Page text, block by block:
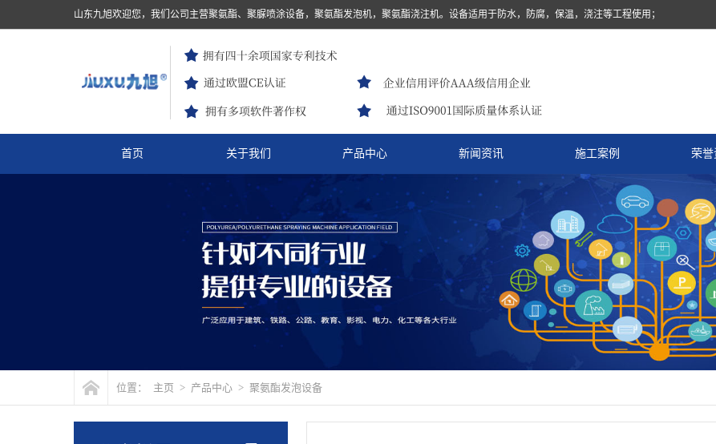
山东九旭欢迎您，我们公司主营聚氨酯、聚脲喷涂设备，聚氨酯发泡机，聚氨酯浇注机。设备适用于防水，防腐，保温，浇注等工程使用；
首页 关于我们 产品中心 新闻资讯 施工案例 荣誉
位置： 主页 > 产品中心 > 聚氨酯发泡设备